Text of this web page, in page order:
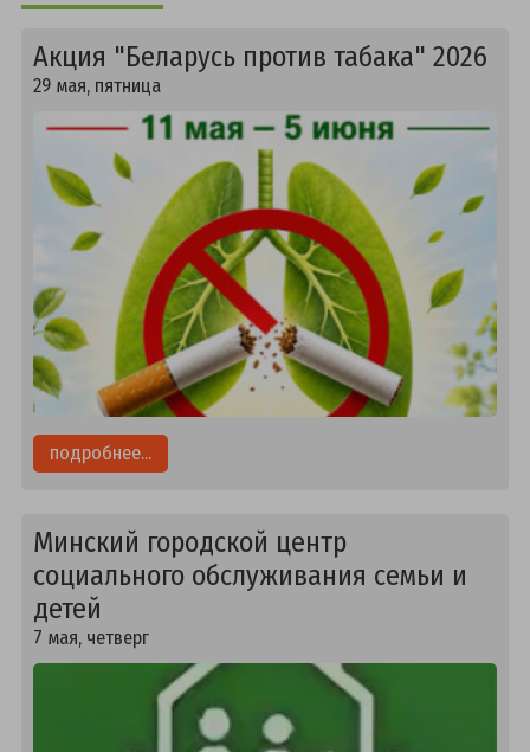
Акция "Беларусь против табака" 2026
29 мая, пятница
подробнее...
Минский городской центр
социального обслуживания семьи и
детей
7 мая, четверг